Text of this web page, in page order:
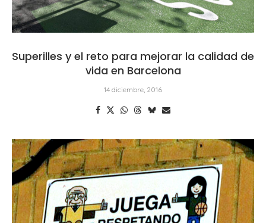
Superilles y el reto para mejorar la calidad de
vida en Barcelona
14 diciembre, 2016